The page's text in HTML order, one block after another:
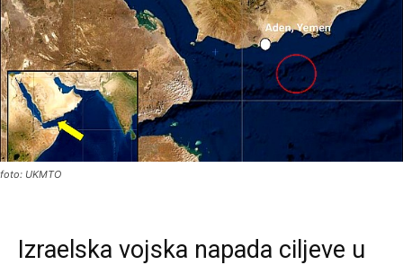
foto: UKMTO
Izraelska vojska napada ciljeve u